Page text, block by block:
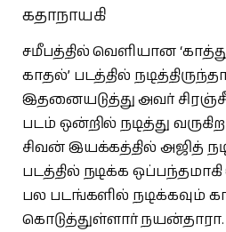
கதாநாயகி
சமீபத்தில் வெளியான
காதல்’ படத்தில்
இதனையடுத்து அவர்
படம் ஒன்றில் நடித்து
சிவன் இயக்கத்தில் அஜித்
படத்தில் நடிக்க ஒப்பந்தமாகி
பல படங்களில் நடிக்கவும்
கொடுத்துள்ளார்